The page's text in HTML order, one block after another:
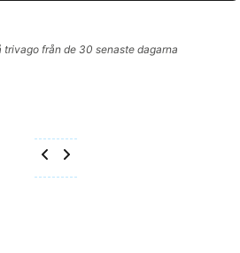
trivago från de 30 senaste dagarna